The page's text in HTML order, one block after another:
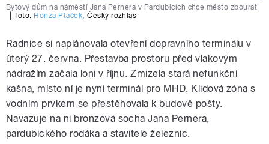
Bytový dům na náměstí Jana Pernera v Pardubicích chce město zbourat
foto: Honza Ptáček,Český rozhlas
Radnice si naplánovala otevření dopravního terminálu v
úterý 27. června. Přestavba prostoru před vlakovým
nádražím začala loni v říjnu. Zmizela stará nefunkční
kašna, místo ní je nyní terminál pro MHD. Klidová zóna s
vodním prvkem se přestěhovala k budově pošty.
Navazuje na ni bronzová socha Jana Pernera,
pardubického rodáka a stavitele železnic.